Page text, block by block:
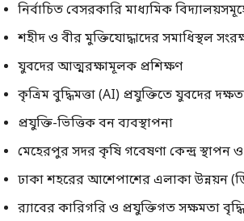
নির্বাচিত বেসরকারি মাধ্যমিক
শহীদ ও বীর মুক্তিযোদ্ধাদের সমাধিস্থল
যুবদের আত্মরক্ষামূলক প্রশিক্ষণ
কৃত্রিম বুদ্ধিমত্তা (AI) প্রযুক্তিতে যুবদের
প্রযুক্তি-ভিত্তিক বন ব্যবস্থাপনা
মেহেরপুর সদর কৃষি গবেষণা কেন্দ্র
ঢাকা শহরের আশেপাশের এলাকা উন্নয়ন
র‍্যাবের কারিগরি ও প্রযুক্তিগত সক্ষমতা